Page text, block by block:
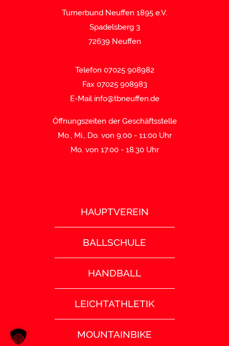
Turnerbund Neuffen 1895 e.V.
Spadelsberg 3
72639 Neuffen
Telefon 07025 908982
Fax 07025 908983
E-Mail info@tbneuffen.de
Öffnungszeiten der Geschäftsstelle
Mo., Mi., Do. von 9:00 - 11:00 Uhr
Mo. von 17.00 - 18.30 Uhr
HAUPTVEREIN
BALLSCHULE
HANDBALL
LEICHTATHLETIK
MOUNTAINBIKE